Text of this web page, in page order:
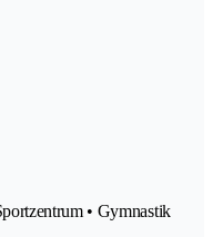
• Gymnastik